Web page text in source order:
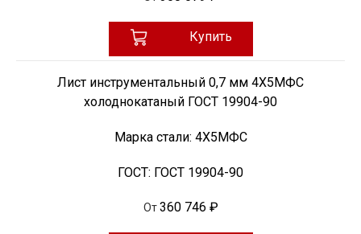
Купить
Лист инструментальный 0,7 мм 4Х5МФС
холоднокатаный ГОСТ 19904-90
Марка стали: 4Х5МФС
ГОСТ: ГОСТ 19904-90
От 360 746 ₽